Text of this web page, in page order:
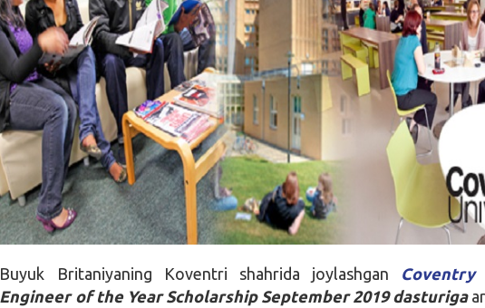
Buyuk Britaniyaning Koventri shahrida joylashgan Coventry
Engineer of the Year Scholarship September 2019dasturiga